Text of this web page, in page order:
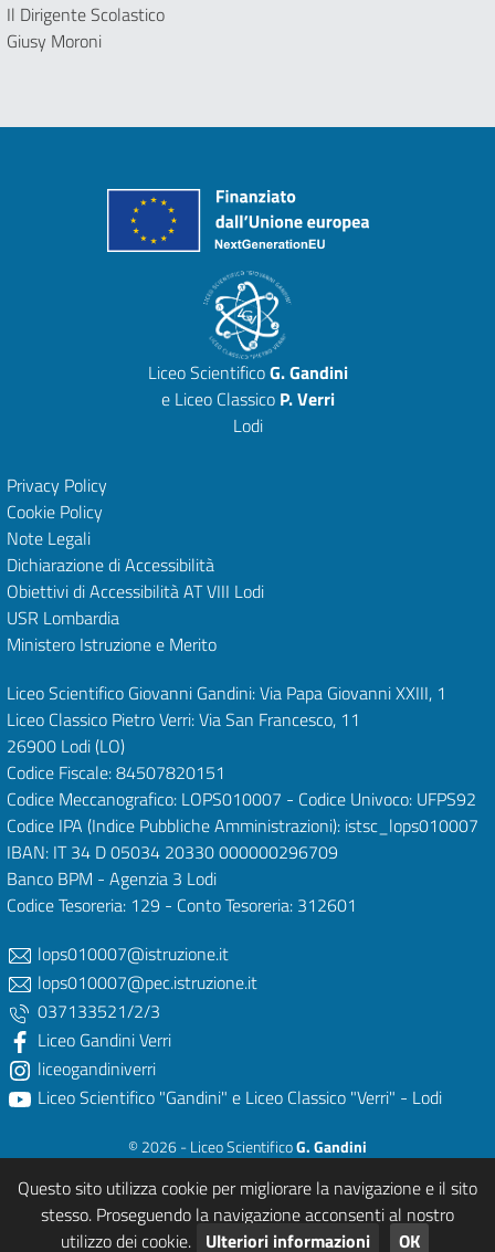
Il Dirigente Scolastico
Giusy Moroni
Liceo ScientificoG. Gandini
e Liceo Classico P. Verri
Lodi
Privacy Policy
Cookie Policy
Note Legali
Dichiarazione di Accessibilità
Obiettivi di AccessibilitàAT VIII Lodi
USR Lombardia
Ministero Istruzione e Merito
Liceo Scientifico Giovanni Gandini: Via Papa Giovanni XXIII, 1
Liceo Classico Pietro Verri: Via San Francesco, 11
26900 Lodi(LO)
Codice Fiscale: 84507820151
Codice Meccanografico: LOPS010007 - Codice Univoco: UFPS92
Codice IPA (Indice Pubbliche Amministrazioni): istsc_lops010007
IBAN: IT 34 D 05034 20330 000000296709
Banco BPM - Agenzia 3 Lodi
Codice Tesoreria: 129 - Conto Tesoreria: 312601
lops010007@istruzione.it
lops010007@pec.istruzione.it
037133521/2/3
Liceo Gandini Verri
liceogandiniverri
Liceo Scientifico "Gandini" e Liceo Classico "Verri" - Lodi
© 2026 - Liceo ScientificoG. Gandini
Powered & Designed by After Spell Studios - Mutlimedia Services (LO)
Questo sito utilizza cookie per migliorare la navigazione e il sito
stesso. Proseguendo la navigazione acconsenti al nostro
utilizzo dei cookie. Ulteriori informazioni OK